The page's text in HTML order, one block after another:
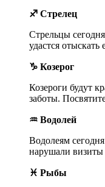
♐ Стрелец
Стрельцы
удастся
♑ Козерог
Козероги будут
заботы.
♒ Водолей
Водолеям
нарушали визиты
♓ Рыбы